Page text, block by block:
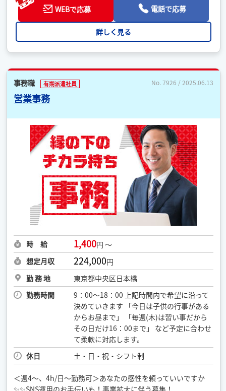
WEBで応募 電話で応募
詳しく見る
事務職 有期派遣社員 No. 7926 / 2025.06.13
営業事務
時 給 1,400円 ～
想定月収
224,000円
勤 務 地
東京都中央区日本橋
勤務時間
9：00～18：00 上記時間内で希望に沿って
決めていきます 「今日は子供の行事がある
からお昼まで」 「毎週(木)は習い事だから
その日だけ16：00まで」 など予定に合わせ
て柔軟に対応します。
休日
土・日・祝・シフト制
＜週4～、4h/日～勤務可＞あなたの感性を頼っていいですか